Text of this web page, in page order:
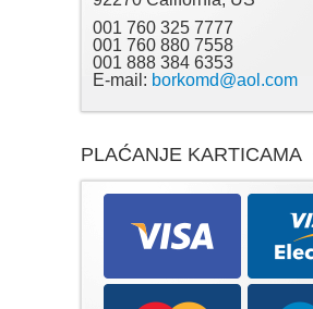
001 760 325 7777
001 760 880 7558
001 888 384 6353
E-mail: borkomd@aol.com
PLAĆANJE KARTICAMA